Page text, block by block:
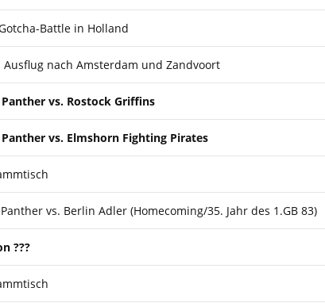
Battle in Holland
Ausflug nach Amsterdam und Zandvoort
vs. Rostock Griffins
vs. Elmshorn Fighting Pirates
vs. Berlin Adler (Homecoming/35. Jahr des 1.GB 83)
???